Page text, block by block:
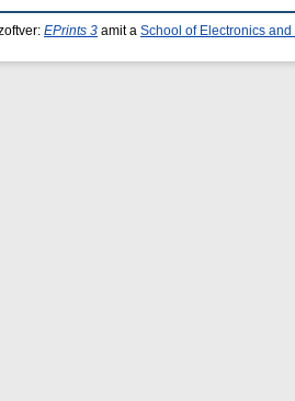
EPrints 3 amit a School of Electronics